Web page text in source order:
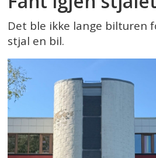
Det ble ikke lange bilturen
stjal en bil.